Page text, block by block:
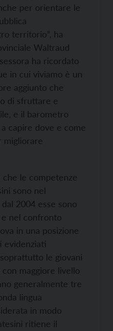
per orientare le
territorio”, ha
Waltraud
ha ricordato
in cui viviamo è un
aggiunto che
di sfruttare e
e il barometro
capire dove e come
migliorare
che le competenze
sono nel
2004 esse sono
nel confronto
in una posizione
evidenziati
le giovani
maggiore livello
generalmente tre
lingua
in modo
ritiene il